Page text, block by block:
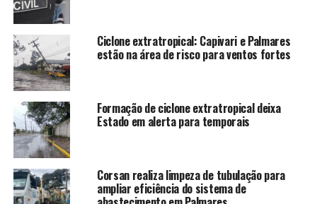
Ciclone extratropical: Capivari e Palmares
estão na área de risco para ventos fortes
Formação de ciclone extratropical deixa
Estado em alerta para temporais
Corsan realiza limpeza de tubulação para
ampliar eficiência do sistema de